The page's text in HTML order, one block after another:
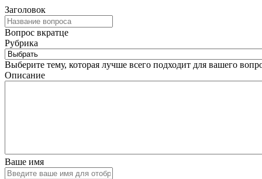
Заголовок
Вопрос вкратце
Рубрика
Выберите тему, которая лучше всего подходит для вашего
Описание
Ваше имя